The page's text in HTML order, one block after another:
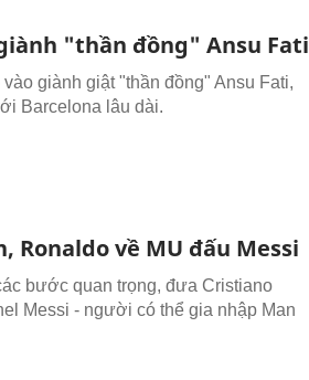
"thần đồng" Ansu Fati
giành giật "thần đồng" Ansu Fati,
Barcelona lâu dài.
Ronaldo về MU đấu Messi
bước quan trọng, đưa Cristiano
Messi - người có thể gia nhập Man